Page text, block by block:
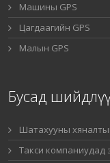
Машины GPS
Цагдаагийн GPS
Малын GPS
Бусад
Шатахууны
Такси компаниудад